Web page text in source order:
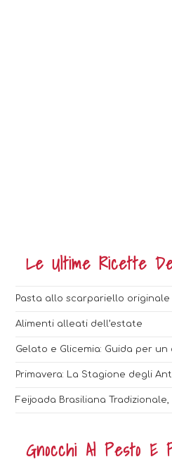
Le Ultime Ricette
Pasta allo scarpariello originale
Alimenti alleati dell’estate
Gelato e Glicemia: Guida per
Primavera: La Stagione degli
Feijoada Brasiliana
Gnocchi Al Pesto E